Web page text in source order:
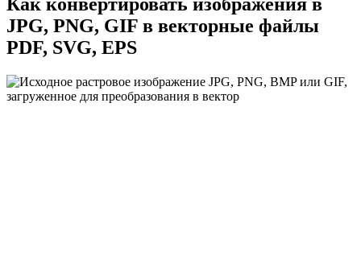
JPG, PNG, GIF в векторные файлы
PDF, SVG, EPS